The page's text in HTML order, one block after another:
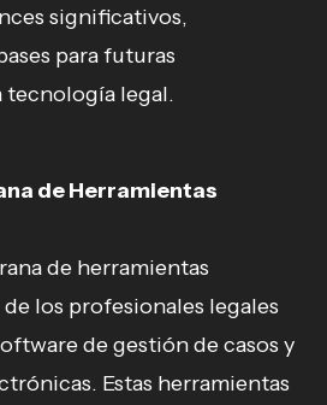
significativos,
para futuras
tecnología legal.
de Herramientas
de herramientas
los profesionales legales
de gestión de casos y
Estas herramientas